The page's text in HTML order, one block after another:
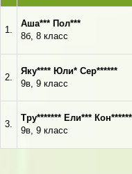
1.
Аша*** Пол***
8б, 8 класс
2.
Яку**** Юли* Сер******
9в, 9 класс
3.
Тру******* Ели***
9в, 9 класс